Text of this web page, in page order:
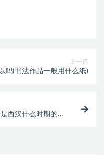
上一篇
吗(书法作品一般用什么纸)
西汉什么时期的